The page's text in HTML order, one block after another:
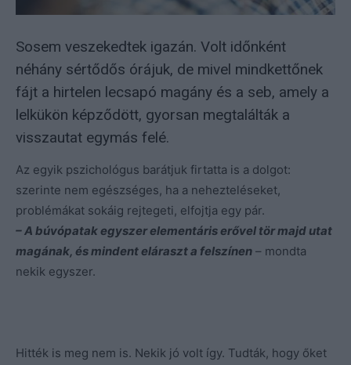
Sosem veszekedtek igazán. Volt időnként
néhány sértődős órájuk, de mivel mindkettőnek
fájt a hirtelen lecsapó magány és a seb, amely a
lelkükön képződött, gyorsan megtalálták a
visszautat egymás felé.
Az egyik pszichológus barátjuk firtatta is a dolgot:
szerinte nem egészséges, ha a nehezteléseket,
problémákat sokáig rejtegeti, elfojtja egy pár.
– A búvópatak egyszer elementáris erővel tör majd utat
magának, és mindent eláraszt a felszínen – mondta
nekik egyszer.
Hitték is meg nem is. Nekik jó volt így. Tudták, hogy őket